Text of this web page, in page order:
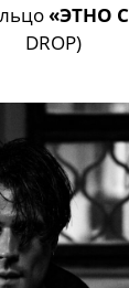
«ЭТНО
DROP)